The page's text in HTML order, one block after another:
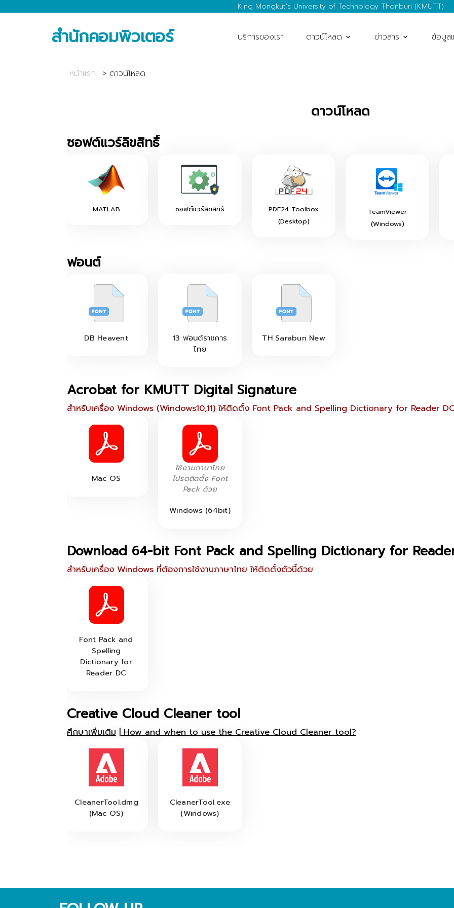
King Mongkut's University of Technology Thonburi (KMUTT)
สำนักคอมพิวเตอร์ บริการของเรา ดาวน์โหลด ข่าวสาร ข้อมูล
หน้าแรก ดาวน์โหลด
ดาวน์โหลด
ซอฟต์แวร์ลิขสิทธิ์
MATLAB ซอฟต์แวร์ลิขสิทธิ์
PDF24 Toolbox
(Desktop)
TeamViewer
(Windows)
ฟอนต์
DB Heavent
13 ฟอนต์ราชการ
ไทย
TH Sarabun New
Acrobat for KMUTT Digital Signature
สำหรับเครื่อง Windows (Windows10,11) ให้ติดตั้ง Font Pack and Spelling Dictionary for Reader
Mac OS
ใช้งานภาษาไทย
โปรดติดตั้ง Font
Pack ด้วย
Windows (64bit)
Download 64-bit Font Pack and Spelling Dictionary for
สำหรับเครื่อง Windows ที่ต้องการใช้งานภาษาไทย ให้ติดตั้งตัวนี้ด้วย
Font Pack and
Spelling
Dictionary for
Reader DC
Creative Cloud Cleaner tool
ศึกษาเพิ่มเติม |How and when to use the Creative Cloud Cleaner tool?
CleanerTool.dmg
(Mac OS)
CleanerTool.exe
(Windows)